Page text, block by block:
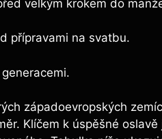
⁢velkým krokem do
přípravami na svatbu.
západoevropských
‌Klíčem k úspěšné